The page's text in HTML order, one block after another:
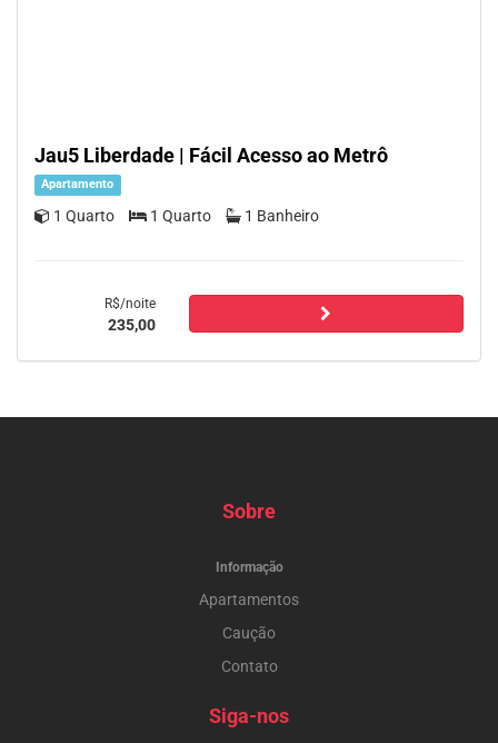
Jau5 Liberdade | Fácil Acesso ao Metrô
Apartamento
1 Quarto 1 Quarto 1 Banheiro
R$/noite
235,00
Sobre
Informação
Apartamentos
Caução
Contato
Siga-nos